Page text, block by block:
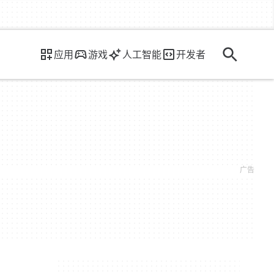
应用 游戏 人工智能 开发者